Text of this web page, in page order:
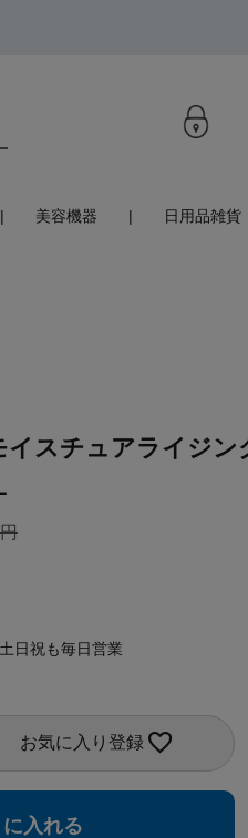
美容機器 日用品雑貨
イスチュアライジン
日祝も毎日営業
お気に入り登録
入れる